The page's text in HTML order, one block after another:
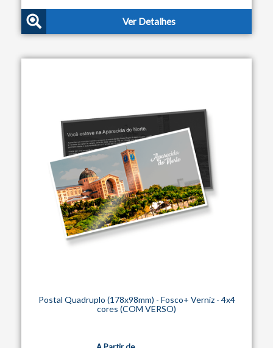
Ver Detalhes
Postal Quadruplo (178x98mm) - Fosco+ Verniz - 4x4
cores (COM VERSO)